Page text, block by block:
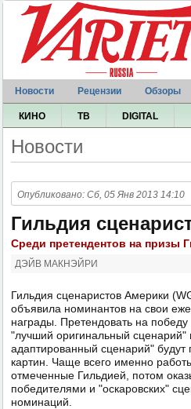
Новости Рецензии Обзоры
КИНО ТВ DIGITAL
Новости
Опубликовано: Сб, 05 Янв 2013 14:10
Гильдия
Среди претендентов на призы
ДЭЙВ МАКНЭЙРИ
Гильдия сценаристов Америки
объявила номинантов на свои
награды. Претендовать на победу
"лучший оригинальный сценарий"
адаптированный сценарий" будут
картин. Чаще всего именно
отмеченные Гильдией, потом
победителями и "оскаровских"
номинаций.